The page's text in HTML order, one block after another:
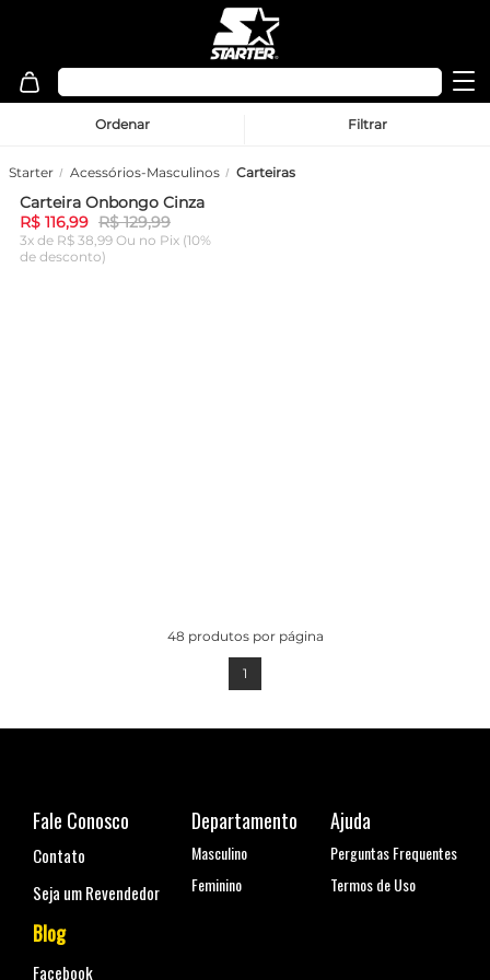
Ordenar Filtrar
Starter Acessórios-Masculinos Carteiras
-10%
Carteira Onbongo Cinza
R$ 116,99 R$ 129,99
3x de R$ 38,99 Ou no Pix (10%
de desconto)
48 produtos por página
1
Fale Conosco
Contato
Seja um Revendedor
Blog
Facebook
Departamento
Masculino
Feminino
Ajuda
Perguntas Frequentes
Termos de Uso